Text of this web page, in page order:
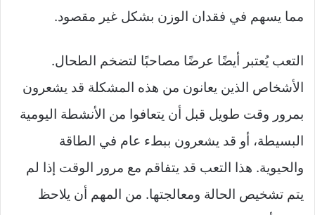
مما يسهم في فقدان الوزن بشكل غير مقصود.
التعب يُعتبر أيضًا عرضًا مصاحبًا لتضخم الطحال.
الأشخاص الذين يعانون من هذه المشكلة قد يشعرون
بمرور وقت طويل قبل أن يتعافوا من الأنشطة اليومية
البسيطة، أو قد يشعرون ببطء عام في الطاقة
والحيوية. هذا التعب قد يتفاقم مع مرور الوقت إذا لم
يتم تشخيص الحالة ومعالجتها. من المهم أن يلاحظ